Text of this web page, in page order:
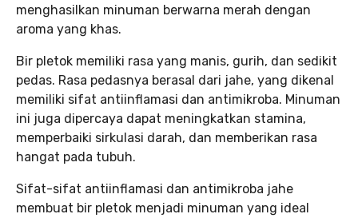
menghasilkan minuman berwarna merah dengan
aroma yang khas.
Bir pletok memiliki rasa yang manis, gurih, dan sedikit
pedas. Rasa pedasnya berasal dari jahe, yang dikenal
memiliki sifat antiinflamasi dan antimikroba. Minuman
ini juga dipercaya dapat meningkatkan stamina,
memperbaiki sirkulasi darah, dan memberikan rasa
hangat pada tubuh.
Sifat-sifat antiinflamasi dan antimikroba jahe
membuat bir pletok menjadi minuman yang ideal